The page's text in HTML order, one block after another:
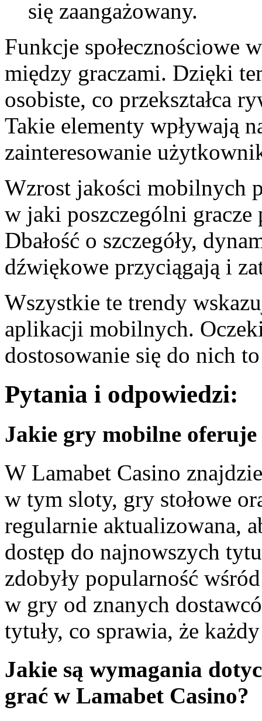
się zaangażowany.
Funkcje społecznościowe
między graczami. Dzięki
osobiste, co przekształca
Takie elementy wpływają
zainteresowanie
Wzrost jakości mobilnych
w jaki poszczególni gracze
Dbałość o szczegóły,
dźwiękowe przyciągają i
Wszystkie te trendy
aplikacji mobilnych.
dostosowanie się do nich
Pytania i odpowiedzi:
Jakie gry mobilne
W Lamabet Casino
w tym sloty, gry stołowe
regularnie aktualizowana,
dostęp do najnowszych
zdobyły popularność
w gry od znanych
tytuły, co sprawia, że
Jakie są wymagania
grać w Lamabet Casino?